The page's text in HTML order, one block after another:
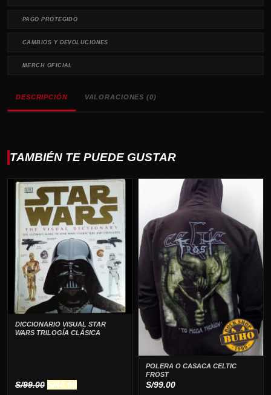
PAGO PROTEGIDO
CAMBIOS Y DEVOLUCIONES
MERCH OFICIAL
DESCRIPCIÓN VALORACIONES (0)
TAMBIÉN TE PUEDE GUSTAR
DICCIONARIO VISUAL STAR
WARS TRILOGÍA CLÁSICA
S/99.00 El
S/44.90El
POLERA O CASACA CELTIC
FROST
S/99.00